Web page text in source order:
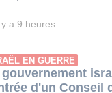
a 9 heures
EN GUERRE
gouvernement
d'un Conseil